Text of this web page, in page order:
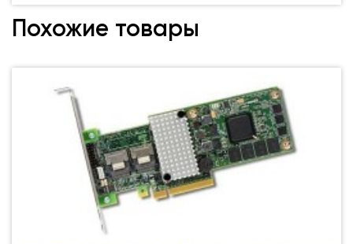
Похожие товары